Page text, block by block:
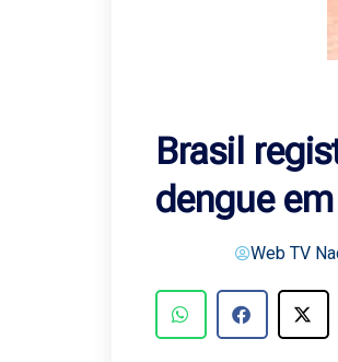
Brasil
dengue
Web TV